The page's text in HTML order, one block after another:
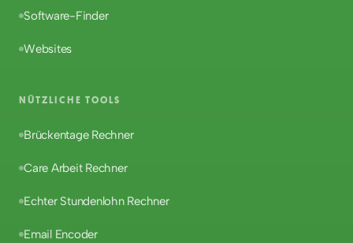
Software-Finder
Websites
NÜTZLICHE TOOLS
Brückentage Rechner
Care Arbeit Rechner
Echter Stundenlohn Rechner
Email Encoder